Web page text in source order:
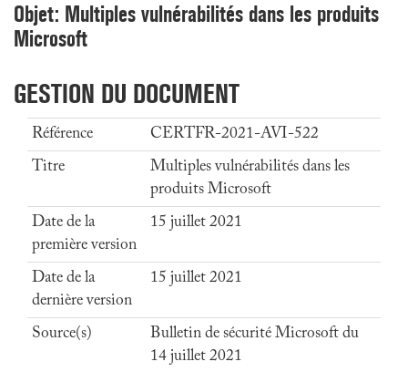
Objet: Multiples vulnérabilités dans les produits
Microsoft
GESTION DU DOCUMENT
Référence
CERTFR-2021-AVI-522
Titre
Multiples vulnérabilités dans les
produits Microsoft
Date de la
première version
15 juillet 2021
Date de la
dernière version
15 juillet 2021
Source(s)
Bulletin de sécurité Microsoft du
14 juillet 2021